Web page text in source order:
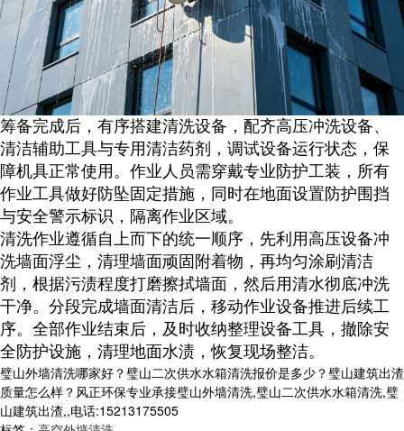
筹备完成后，有序搭建清洗设备，配齐高压冲洗设备、
清洁辅助工具与专用清洁药剂，调试设备运行状态，保
障机具正常使用。作业人员需穿戴专业防护工装，所有
作业工具做好防坠固定措施，同时在地面设置防护围挡
与安全警示标识，隔离作业区域。
清洗作业遵循自上而下的统一顺序，先利用高压设备冲
洗墙面浮尘，清理墙面顽固附着物，再均匀涂刷清洁
剂，根据污渍程度打磨擦拭墙面， 然后用清水彻底冲洗
干净。分段完成墙面清洁后，移动作业设备推进后续工
序。全部作业结束后，及时收纳整理设备工具，撤除安
全防护设施，清理地面水渍，恢复现场整洁。
璧山外墙清洗哪家好？璧山二次供水水箱清洗报价是多少？璧山建筑出渣
质量怎么样？风正环保专业承接璧山外墙清洗,璧山二次供水水箱清洗,璧
山建筑出渣,,电话:15213175505